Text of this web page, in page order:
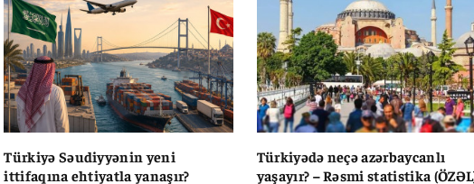
Türkiyə Səudiyyənin yeni
ittifaqına ehtiyatla yanaşır?
Türkiyədə neçə azərbaycanlı
yaşayır? – Rəsmi statistika